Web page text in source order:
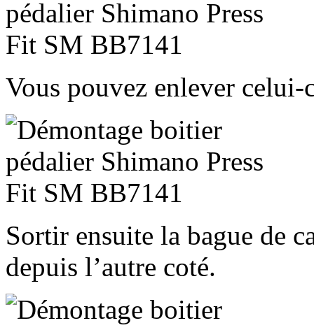
Vous pouvez enlever celui-
Sortir ensuite la bague de
depuis l’autre coté.